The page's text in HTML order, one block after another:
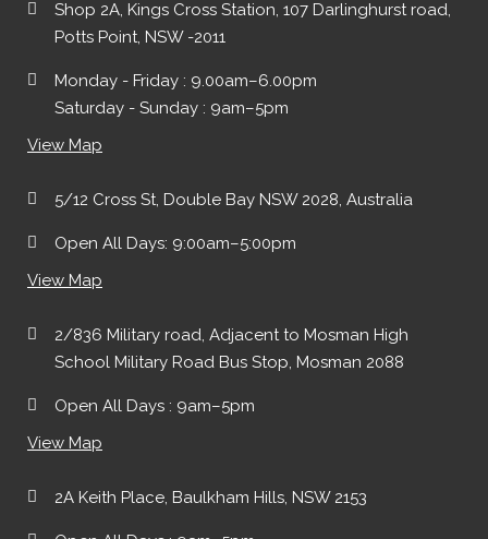
Shop 2A, Kings Cross Station, 107 Darlinghurst road,
Potts Point, NSW -2011
Monday - Friday : 9.00am–6.00pm
Saturday - Sunday : 9am–5pm
View Map
5/12 Cross St, Double Bay NSW 2028, Australia
Open All Days: 9:00am–5:00pm
View Map
2/836 Military road, Adjacent to Mosman High
School Military Road Bus Stop, Mosman 2088
Open All Days : 9am–5pm
View Map
2A Keith Place, Baulkham Hills, NSW 2153